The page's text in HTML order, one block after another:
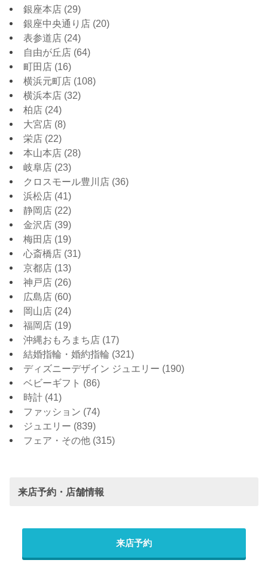
銀座本店 (29)
銀座中央通り店 (20)
表参道店 (24)
自由が丘店 (64)
町田店 (16)
横浜元町店 (108)
横浜本店 (32)
柏店 (24)
大宮店 (8)
栄店 (22)
本山本店 (28)
岐阜店 (23)
クロスモール豊川店 (36)
浜松店 (41)
静岡店 (22)
金沢店 (39)
梅田店 (19)
心斎橋店 (31)
京都店 (13)
神戸店 (26)
広島店 (60)
岡山店 (24)
福岡店 (19)
沖縄おもろまち店 (17)
結婚指輪・婚約指輪 (321)
ディズニーデザイン ジュエリー (190)
ベビーギフト (86)
時計 (41)
ファッション (74)
ジュエリー (839)
フェア・その他 (315)
来店予約・店舗情報
来店予約